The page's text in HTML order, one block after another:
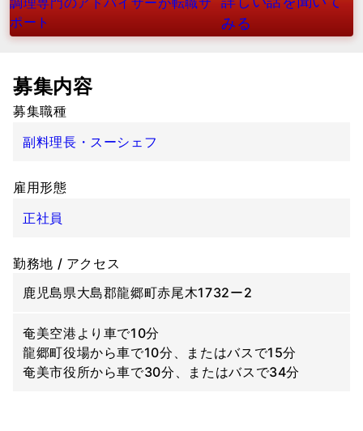
ポート
みる
募集内容
募集職種
副料理長・スーシェフ
雇用形態
正社員
勤務地 / アクセス
鹿児島県大島郡龍郷町赤尾木1732ー2
奄美空港より車で10分
龍郷町役場から車で10分、またはバスで15分
奄美市役所から車で30分、またはバスで34分